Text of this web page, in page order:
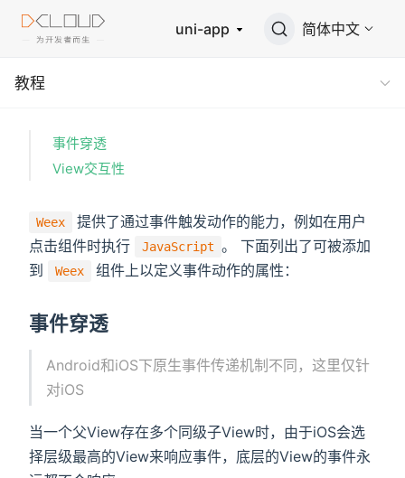
uni-app 简体中文
教程
事件穿透
View交互性
Weex
提供了通过事件触发动作的能力，例如在用户
点击组件时执行
JavaScript 。 下面列出了可被添加
到
Weex 组件上以定义事件动作的属性：
事件穿透
Android和iOS下原生事件传递机制不同，这里仅针
对iOS
当一个父View存在多个同级子View时，由于iOS会选
择层级最高的View来响应事件，底层的View的事件永